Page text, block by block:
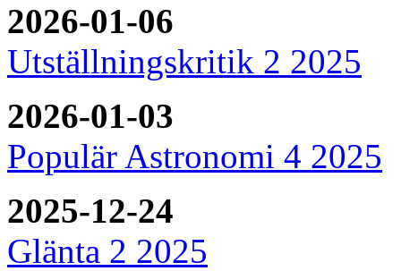
2026-01-06
Utställningskritik 2 2025
2026-01-03
Populär Astronomi 4 2025
2025-12-24
Glänta 2 2025